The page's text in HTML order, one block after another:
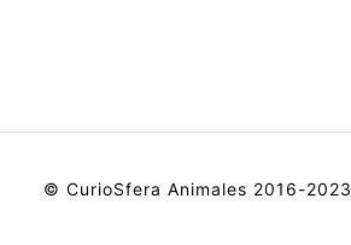
© CurioSfera Animales 2016-2023